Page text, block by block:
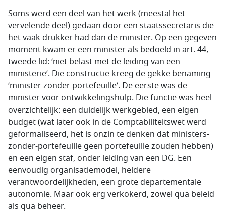
Soms werd een deel van het werk (meestal het
vervelende deel) gedaan door een staatssecretaris die
het vaak drukker had dan de minister. Op een gegeven
moment kwam er een minister als bedoeld in art. 44,
tweede lid: ‘niet belast met de leiding van een
ministerie’. Die constructie kreeg de gekke benaming
‘minister zonder portefeuille’. De eerste was de
minister voor ontwikkelingshulp. Die functie was heel
overzichtelijk: een duidelijk werkgebied, een eigen
budget (wat later ook in de Comptabiliteitswet werd
geformaliseerd, het is onzin te denken dat ministers-
zonder-portefeuille geen portefeuille zouden hebben)
en een eigen staf, onder leiding van een DG. Een
eenvoudig organisatiemodel, heldere
verantwoordelijkheden, een grote departementale
autonomie. Maar ook erg verkokerd, zowel qua beleid
als qua beheer.